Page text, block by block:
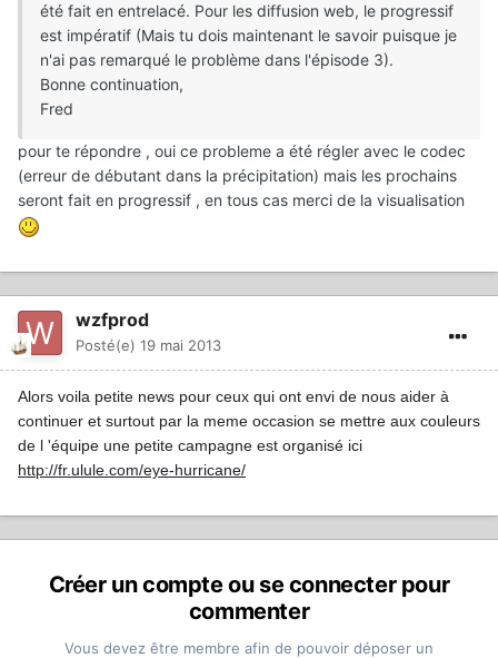
été fait en entrelacé. Pour les diffusion web, le progressif
est impératif (Mais tu dois maintenant le savoir puisque je
n'ai pas remarqué le problème dans l'épisode 3).
Bonne continuation,
Fred
pour te répondre , oui ce probleme a été régler avec le codec
(erreur de débutant dans la précipitation) mais les prochains
seront fait en progressif , en tous cas merci de la visualisation
wzfprod
Posté(e) 19 mai 2013
Alors voila petite news pour ceux qui ont envi de nous aider à
continuer et surtout par la meme occasion se mettre aux couleurs
de l 'équipe une petite campagne est organisé ici
http://fr.ulule.com/eye-hurricane/
Créer un compte ou se connecter pour
commenter
Vous devez être membre afin de pouvoir déposer un